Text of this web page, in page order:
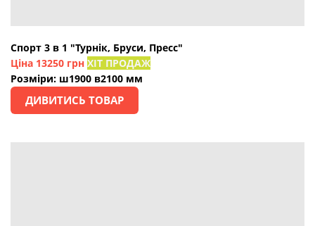
Спорт 3 в 1 "Турнік, Бруси, Пресс"
Ціна 13250 грн ХІТ ПРОДАЖ
Розміри: ш1900 в2100 мм
ДИВИТИСЬ ТОВАР